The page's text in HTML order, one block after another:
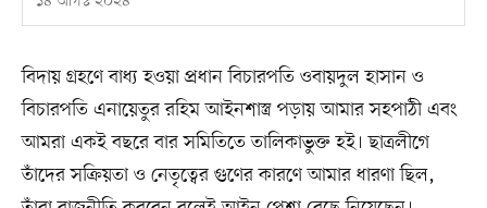
বিদায় গ্রহণে বাধ্য হওয়া প্রধান বিচারপতি ওবায়দুল হাসান ও
বিচারপতি এনায়েতুর রহিম আইনশাস্ত্র পড়ায় আমার সহপাঠী এবং
আমরা একই বছরে বার সমিতিতে তালিকাভুক্ত হই। ছাত্রলীগে
তাঁদের সক্রিয়তা ও নেতৃত্বের গুণের কারণে আমার ধারণা ছিল,